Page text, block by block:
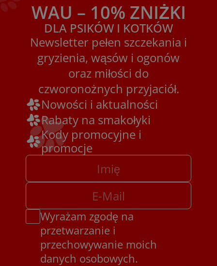
WAU – 10% ZNIŻKI
DLA PSIKÓW I KOTKÓW
Newsletter pełen szczekania i
gryzienia, wąsów i ogonów
oraz miłości do
czworonożnych przyjaciół.
Nowości i aktualności
Rabaty na smakołyki
Kody promocyjne i
promocje
Wyrażam zgodę na
przetwarzanie i
przechowywanie moich
danych osobowych.